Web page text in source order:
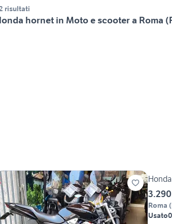
risultati
hornet in Moto e scooter a Roma
Roma (
Usato